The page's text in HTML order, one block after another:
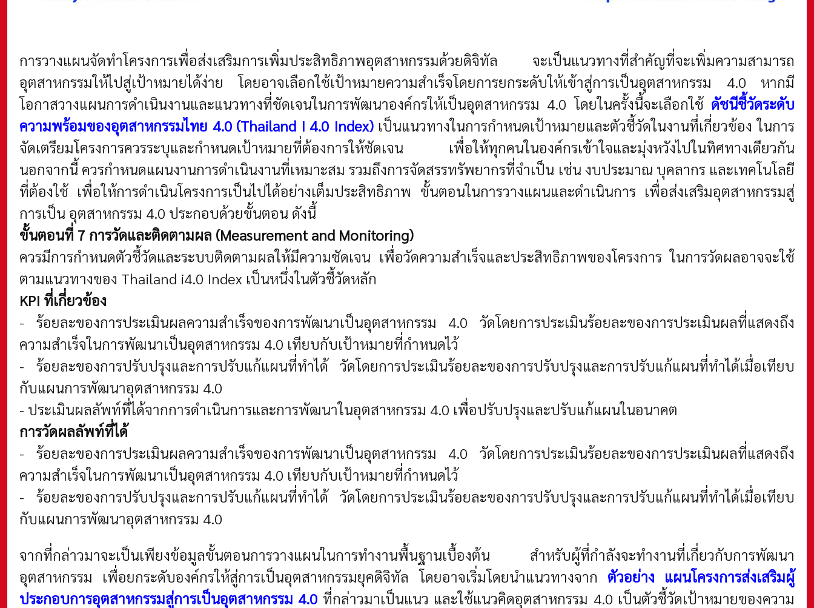
การวางแผนจัดทำโครงการเพื่อส่งเสริมการเพิ่มประสิทธิภาพอุตสาหกรรมด้วยดิจิทัล จะเป็นแนวทางที่สำคัญที่จะเพิ่มความสามารถ
อุตสาหกรรมให้ไปสู่เป้าหมายได้ง่าย โดยอาจเลือกใช้เป้าหมายความสำเร็จโดยการยกระดับให้เข้าสู่การเป็นอุตสาหกรรม 4.0 หากมี
โอกาสวางแผนการดำเนินงานและแนวทางที่ชัดเจนในการพัฒนาองค์กรให้เป็นอุตสาหกรรม 4.0 โดยในครั้งนี้จะเลือกใช้ ดัชนีชี้วัดระดับ
ความพร้อมของอุตสาหกรรมไทย 4.0 (Thailand I 4.0 Index)เป็นแนวทางในการกำหนดเป้าหมายและตัวชี้วัดในงานที่เกี่ยวข้อง ในการ
จัดเตรียมโครงการควรระบุและกำหนดเป้าหมายที่ต้องการให้ชัดเจน เพื่อให้ทุกคนในองค์กรเข้าใจและมุ่งหวังไปในทิศทางเดียวกัน
นอกจากนี้ ควรกำหนดแผนงานการดำเนินงานที่เหมาะสม รวมถึงการจัดสรรทรัพยากรที่จำเป็น เช่น งบประมาณ บุคลากร และเทคโนโลยี
ที่ต้องใช้ เพื่อให้การดำเนินโครงการเป็นไปได้อย่างเต็มประสิทธิภาพ ขั้นตอนในการวางแผนและดำเนินการ เพื่อส่งเสริมอุตสาหกรรมสู่
การเป็น อุตสาหกรรม 4.0 ประกอบด้วยขั้นตอน ดังนี้
ขั้นตอนที่ 7 การวัดและติดตามผล (Measurement and Monitoring)
ควรมีการกำหนดตัวชี้วัดและระบบติดตามผลให้มีความชัดเจน เพื่อวัดความสำเร็จและประสิทธิภาพของโครงการ ในการวัดผลอาจจะใช้
ตามแนวทางของ Thailand i4.0 Index เป็นหนึ่งในตัวชี้วัดหลัก
KPI ที่เกี่ยวข้อง
- ร้อยละของการประเมินผลความสำเร็จของการพัฒนาเป็นอุตสาหกรรม 4.0 วัดโดยการประเมินร้อยละของการประเมินผลที่แสดงถึง
ความสำเร็จในการพัฒนาเป็นอุตสาหกรรม 4.0 เทียบกับเป้าหมายที่กำหนดไว้
- ร้อยละของการปรับปรุงและการปรับแก้แผนที่ทำได้ วัดโดยการประเมินร้อยละของการปรับปรุงและการปรับแก้แผนที่ทำได้เมื่อเทียบ
กับแผนการพัฒนาอุตสาหกรรม 4.0
- ประเมินผลลัพท์ที่ได้จากการดำเนินการและการพัฒนาในอุตสาหกรรม 4.0 เพื่อปรับปรุงและปรับแก้แผนในอนาคต
การวัดผลลัพท์ที่ได้
- ร้อยละของการประเมินผลความสำเร็จของการพัฒนาเป็นอุตสาหกรรม 4.0 วัดโดยการประเมินร้อยละของการประเมินผลที่แสดงถึง
ความสำเร็จในการพัฒนาเป็นอุตสาหกรรม 4.0 เทียบกับเป้าหมายที่กำหนดไว้
- ร้อยละของการปรับปรุงและการปรับแก้แผนที่ทำได้ วัดโดยการประเมินร้อยละของการปรับปรุงและการปรับแก้แผนที่ทำได้เมื่อเทียบ
กับแผนการพัฒนาอุตสาหกรรม 4.0
จากที่กล่าวมาจะเป็นเพียงข้อมูลขั้นตอนการวางแผนในการทำงานพื้นฐานเบื้องต้น สำหรับผู้ที่กำลังจะทำงานที่เกี่ยวกับการพัฒนา
อุตสาหกรรม เพื่อยกระดับองค์กรให้สู่การเป็นอุตสาหกรรมยุคดิจิทัล โดยอาจเริ่มโดยนำแนวทางจาก ตัวอย่าง แผนโครงการส่งเสริมผู้
ประกอบการอุตสาหกรรมสู่การเป็นอุตสาหกรรม 4.0 ที่กล่าวมาเป็นแนว และใช้แนวคิดอุตสาหกรรม 4.0 เป็นตัวชี้วัดเป้าหมายของความ